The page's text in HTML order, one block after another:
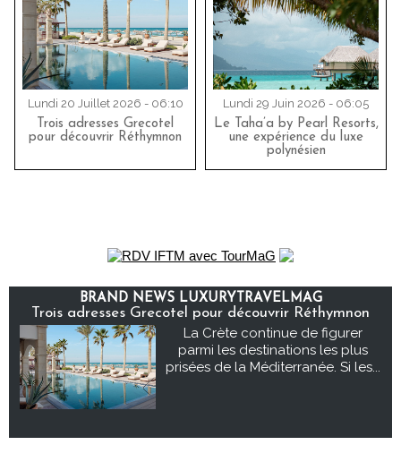
Lundi 20 Juillet 2026 - 06:10
Trois adresses Grecotel
pour découvrir Réthymnon
Lundi 29 Juin 2026 - 06:05
Le Taha’a by Pearl Resorts,
une expérience du luxe
polynésien
BRAND NEWS LUXURYTRAVELMAG
Trois adresses Grecotel pour découvrir Réthymnon
La Crète continue de figurer
parmi les destinations les plus
prisées de la Méditerranée. Si les...